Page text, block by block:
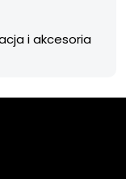
i akcesoria